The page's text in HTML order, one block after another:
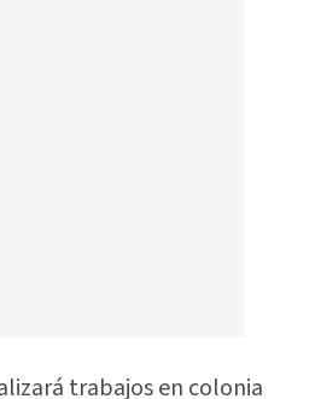
trabajos en colonia